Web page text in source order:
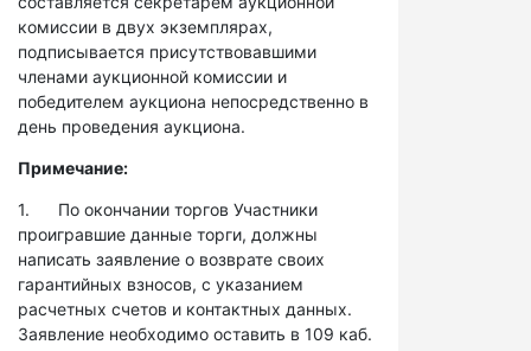
комиссии в двух экземплярах,
подписывается присутствовавшими
членами аукционной комиссии и
победителем аукциона непосредственно в
день проведения аукциона.
Примечание:
1. По окончании торгов Участники
проигравшие данные торги, должны
написать заявление о возврате своих
гарантийных взносов, с указанием
расчетных счетов и контактных данных.
Заявление необходимо оставить в 109 каб.